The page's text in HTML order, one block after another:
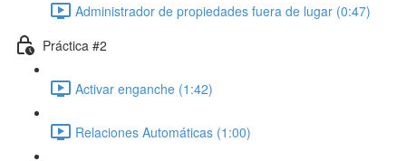
Administrador de propiedades fuera de lugar (0:47)
Práctica #2
Activar enganche (1:42)
Relaciones Automáticas (1:00)